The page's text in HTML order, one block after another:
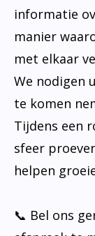
informatie
manier
met elkaar
We nodigen
te komen
Tijdens een
sfeer
helpen
📞 Bel ons